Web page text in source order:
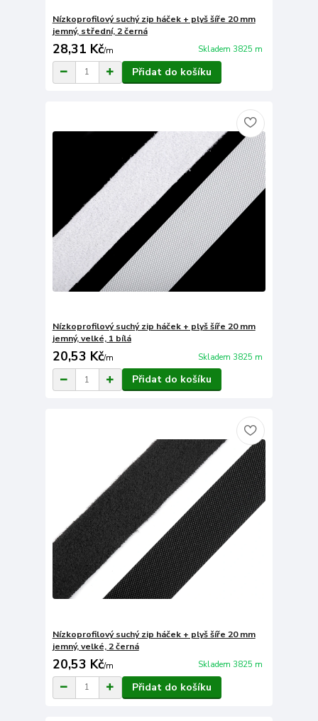
Nízkoprofilový suchý zip háček + plyš šíře 20 mm
jemný, střední, 2 černá
28,31 Kč/m Skladem 3825 m
Přidat do košíku
Nízkoprofilový suchý zip háček + plyš šíře 20 mm
jemný, velké, 1 bílá
20,53 Kč/m Skladem 3825 m
Přidat do košíku
Nízkoprofilový suchý zip háček + plyš šíře 20 mm
jemný, velké, 2 černá
20,53 Kč/m Skladem 3825 m
Přidat do košíku